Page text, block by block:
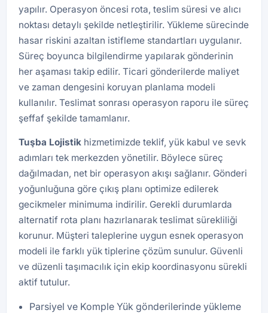
yapılır. Operasyon öncesi rota, teslim süresi ve alıcı
noktası detaylı şekilde netleştirilir. Yükleme sürecinde
hasar riskini azaltan istifleme standartları uygulanır.
Süreç boyunca bilgilendirme yapılarak gönderinin
her aşaması takip edilir. Ticari gönderilerde maliyet
ve zaman dengesini koruyan planlama modeli
kullanılır. Teslimat sonrası operasyon raporu ile süreç
şeffaf şekilde tamamlanır.
Tuşba Lojistik hizmetimizde teklif, yük kabul ve sevk
adımları tek merkezden yönetilir. Böylece süreç
dağılmadan, net bir operasyon akışı sağlanır. Gönderi
yoğunluğuna göre çıkış planı optimize edilerek
gecikmeler minimuma indirilir. Gerekli durumlarda
alternatif rota planı hazırlanarak teslimat sürekliliği
korunur. Müşteri taleplerine uygun esnek operasyon
modeli ile farklı yük tiplerine çözüm sunulur. Güvenli
ve düzenli taşımacılık için ekip koordinasyonu sürekli
aktif tutulur.
Parsiyel ve Komple Yük gönderilerinde yükleme